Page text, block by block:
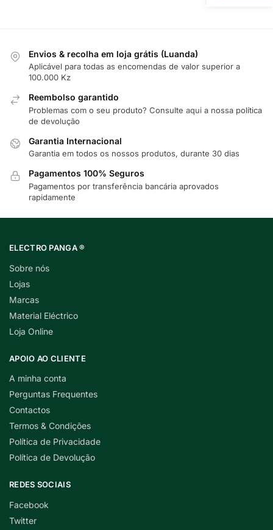
Envios & recolha em loja grátis (Luanda)
Aplicável para todas as encomendas de valor superior a
100.000 Kz
Reembolso garantido
Problemas com o seu produto? Consulte aqui a nossa política
de devolução
Garantia Internacional
Garantia em todos os nossos produtos, durante 30 dias
Pagamentos 100% Seguros
Pagamentos por transferência bancária aprovados
rapidamente
ELECTRO PANGA ®
Sobre nós
Lojas
Marcas
Material Eléctrico
Loja Online
APOIO AO CLIENTE
A minha conta
Perguntas Frequentes
Contactos
Termos & Condições
Política de Privacidade
Política de Devolução
REDES SOCIAIS
Facebook
Twitter